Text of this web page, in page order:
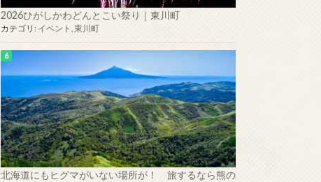
2026ひがしかわどんとこい祭り｜東川町
カテゴリ: イベント 東川町
北海道にもヒグマがいない場所が！ 旅するなら熊の